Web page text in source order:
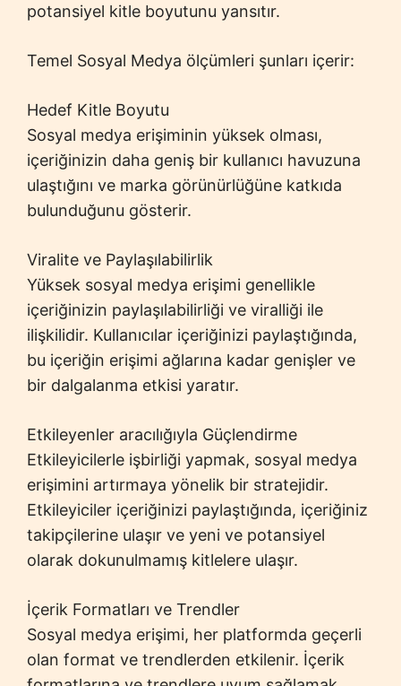
potansiyel kitle boyutunu yansıtır.
Temel Sosyal Medya ölçümleri şunları içerir:
Hedef Kitle Boyutu
Sosyal medya erişiminin yüksek olması,
içeriğinizin daha geniş bir kullanıcı havuzuna
ulaştığını ve marka görünürlüğüne katkıda
bulunduğunu gösterir.
Viralite ve Paylaşılabilirlik
Yüksek sosyal medya erişimi genellikle
içeriğinizin paylaşılabilirliği ve viralliği ile
ilişkilidir. Kullanıcılar içeriğinizi paylaştığında,
bu içeriğin erişimi ağlarına kadar genişler ve
bir dalgalanma etkisi yaratır.
Etkileyenler aracılığıyla Güçlendirme
Etkileyicilerle işbirliği yapmak, sosyal medya
erişimini artırmaya yönelik bir stratejidir.
Etkileyiciler içeriğinizi paylaştığında, içeriğiniz
takipçilerine ulaşır ve yeni ve potansiyel
olarak dokunulmamış kitlelere ulaşır.
İçerik Formatları ve Trendler
Sosyal medya erişimi, her platformda geçerli
olan format ve trendlerden etkilenir. İçerik